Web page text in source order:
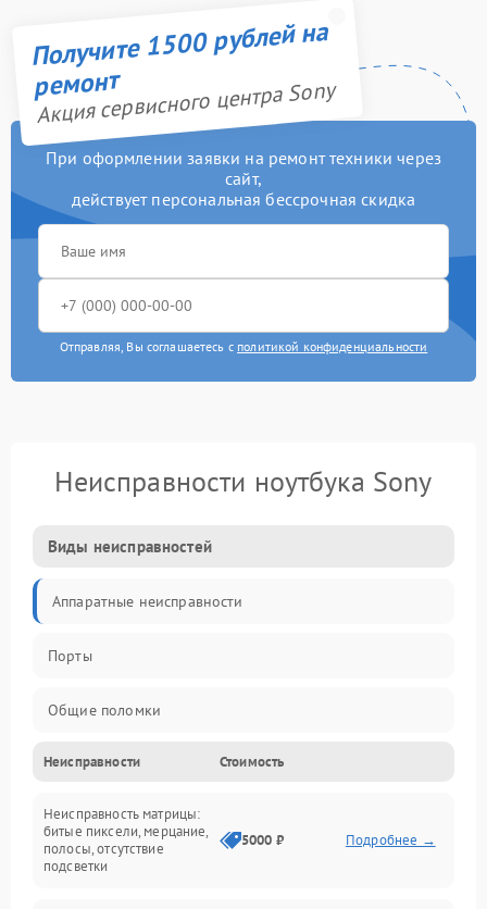
Получите 1500 рублей на
ремонт
Акция сервисного центра Sony
При оформлении заявки на ремонт техники через
сайт,
действует персональная бессрочная скидка
Отправляя, Вы соглашаетесь с политикой конфиденциальности
Неисправности ноутбука Sony
Виды неисправностей
Аппаратные неисправности
Порты
Общие поломки
Устройства
Программные ошибки
Электрические и системные сбои
Неисправности Стоимость
Неисправность матрицы:
битые пиксели, мерцание,
полосы, отсутствие
подсветки
5000 ₽ Подробнее →